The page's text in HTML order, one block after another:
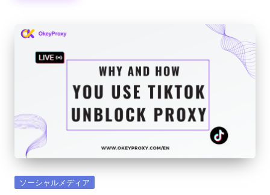
カソーシャルメディア